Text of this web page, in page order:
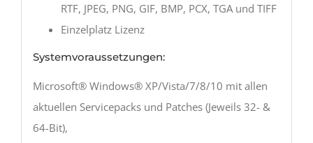
RTF, JPEG, PNG, GIF, BMP, PCX, TGA und TIFF
Einzelplatz Lizenz
Systemvoraussetzungen:
Microsoft® Windows® XP/Vista/7/8/10 mit allen
aktuellen Servicepacks und Patches (Jeweils 32- &
64-Bit),